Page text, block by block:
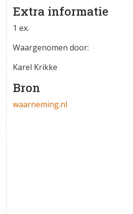
Extra informatie
1 ex.
Waargenomen door:
Karel Krikke
Bron
waarneming.nl